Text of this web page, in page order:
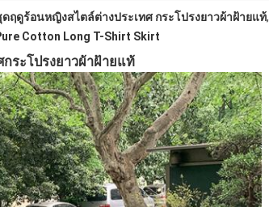
ฤดูร้อนหญิงสไตล์ต่างประเทศ กระโปรงยาวผ้าฝ้ายแท้,
Cotton Long T-Shirt Skirt
ระโปรงยาวผ้าฝ้ายแท้